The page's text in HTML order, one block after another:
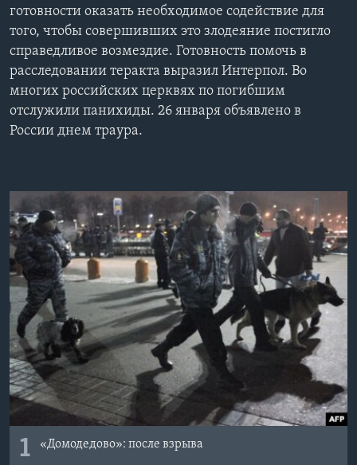
СОЦИАЛЬНЫЕ СЕТИ
Языки
готовности оказать необходимое содействие для
того, чтобы совершивших это злодеяние постигло
справедливое возмездие. Готовность помочь в
расследовании теракта выразил Интерпол. Во
многих российских церквях по погибшим
отслужили панихиды. 26 января объявлено в
России днем траура.
1 «Домодедово»: после взрыва